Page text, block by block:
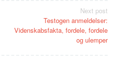
Next post
Testogen anmeldelser:
Videnskabsfakta, fordele, fordele
og ulemper